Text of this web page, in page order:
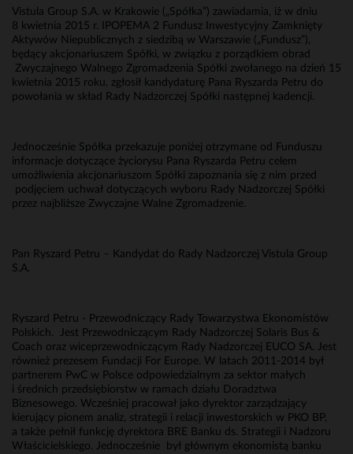
Vistula Group S.A. w Krakowie („Spółka”) zawiadamia, iż w dniu
8 kwietnia 2015 r. IPOPEMA 2 Fundusz Inwestycyjny Zamknięty
Aktywów Niepublicznych z siedzibą w Warszawie („Fundusz”),
będący akcjonariuszem Spółki, w związku z porządkiem obrad
Zwyczajnego Walnego Zgromadzenia Spółki zwołanego na dzień 15
kwietnia 2015 roku, zgłosił kandydaturę Pana Ryszarda Petru do
powołania w skład Rady Nadzorczej Spółki następnej kadencji.
Jednocześnie Spółka przekazuje poniżej otrzymane od Funduszu
informacje dotyczące życiorysu Pana Ryszarda Petru celem
umożliwienia akcjonariuszom Spółki zapoznania się z nim przed
podjęciem uchwał dotyczących wyboru Rady Nadzorczej Spółki
przez najbliższe Zwyczajne Walne Zgromadzenie.
Pan Ryszard Petru – Kandydat do Rady Nadzorczej Vistula Group
S.A.
Ryszard Petru - Przewodniczący Rady Towarzystwa Ekonomistów
Polskich. Jest Przewodniczącym Rady Nadzorczej Solaris Bus &
Coach oraz wiceprzewodniczącym Rady Nadzorczej EUCO SA. Jest
również prezesem Fundacji For Europe. W latach 2011-2014 był
partnerem PwC w Polsce odpowiedzialnym za sektor małych
i średnich przedsiębiorstw w ramach działu Doradztwa
Biznesowego. Wcześniej pracował jako dyrektor zarządzający
kierujący pionem analiz, strategii i relacji inwestorskich w PKO BP,
a także pełnił funkcję dyrektora BRE Banku ds. Strategii i Nadzoru
Właścicielskiego. Jednocześnie był głównym ekonomistą banku